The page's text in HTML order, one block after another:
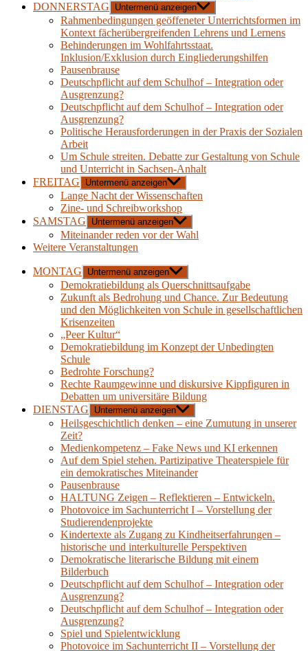
DONNERSTAG
Untermenü anzeigen
Rahmenbedingungen geöffeneter Unterrichtsformen im
Kontext fächerübergreifenden Lehrens und Lernens
Behinderungen im Wohlfahrtsstaat.
Inklusion/Exklusion durch Eingliederungshilfen
Pausenbrause
Deutschpflicht auf dem Schulhof – Integration oder
Ausgrenzung?
Deutschpflicht auf dem Schulhof – Integration oder
Ausgrenzung?
Politische Herausforderungen in der Praxis der Sozialen
Arbeit
Um Schule streiten. Debatte zur Gestaltung von Schule
und Unterricht in Sachsen-Anhalt
FREITAG
Untermenü anzeigen
Lange Nacht der Wissenschaften
Zine- und Schreibworkshop
SAMSTAG
Untermenü anzeigen
Miteinander reden vor der Wahl
Weitere Veranstaltungen
MONTAG Untermenü anzeigen
Demokratiebildung als Querschnittsaufgabe
Zukunft als Bedrohung und Chance. Zur Bedeutung
und den Möglichkeiten von Schule in gesellschaftlichen
Krisenzeiten
„Peer Kultur“
Demokratiebildung im Konzept der Unbedingten
Schule
Bedrohte Forschung?
Rechte Raumgewinne und diskursive Kippfiguren in
Debatten um universitäre Bildung
DIENSTAG
Untermenü anzeigen
Heilsgeschichtlich denken – eine Zumutung in unserer
Zeit?
Medienkompetenz – Fake News und KI erkennen
Auf dem Spiel stehen. Partizipative Theaterspiele für
ein demokratisches Miteinander
Pausenbrause
HALTUNG Zeigen – Reflektieren – Entwickeln.
Photovoice im Sachunterricht I – Vorstellung der
Studierendenprojekte
Kindertexte als Zugang zu Kindheitserfahrungen –
historische und interkulturelle Perspektiven
Demokratische literarische Bildung mit einem
Bilderbuch
Deutschpflicht auf dem Schulhof – Integration oder
Ausgrenzung?
Deutschpflicht auf dem Schulhof – Integration oder
Ausgrenzung?
Spiel und Spielentwicklung
Photovoice im Sachunterricht II – Vorstellung der